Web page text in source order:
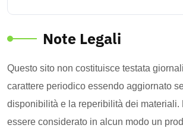
Note Legali
Questo sito non costituisce testata
carattere periodico essendo aggiornato
disponibilità e la reperibilità dei materiali.
essere considerato in alcun modo un